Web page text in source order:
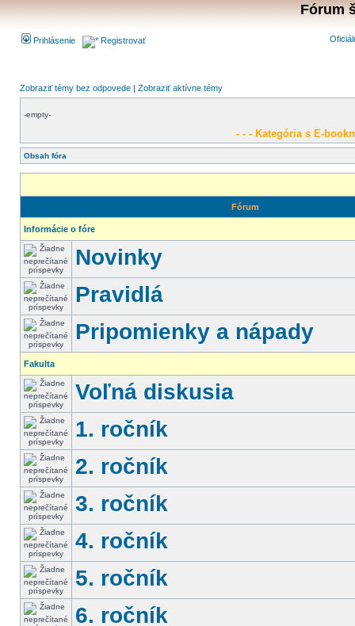
Fórum
Prihlásenie Registrovať
Zobraziť témy bez odpovede | Zobraziť aktívne témy
-empty-
- - - Kategória s E-
Obsah fóra
Fórum
Informácie o fóre
Novinky
Pravidlá
Pripomienky a nápady
Fakulta
Voľná diskusia
1. ročník
2. ročník
3. ročník
4. ročník
5. ročník
6. ročník